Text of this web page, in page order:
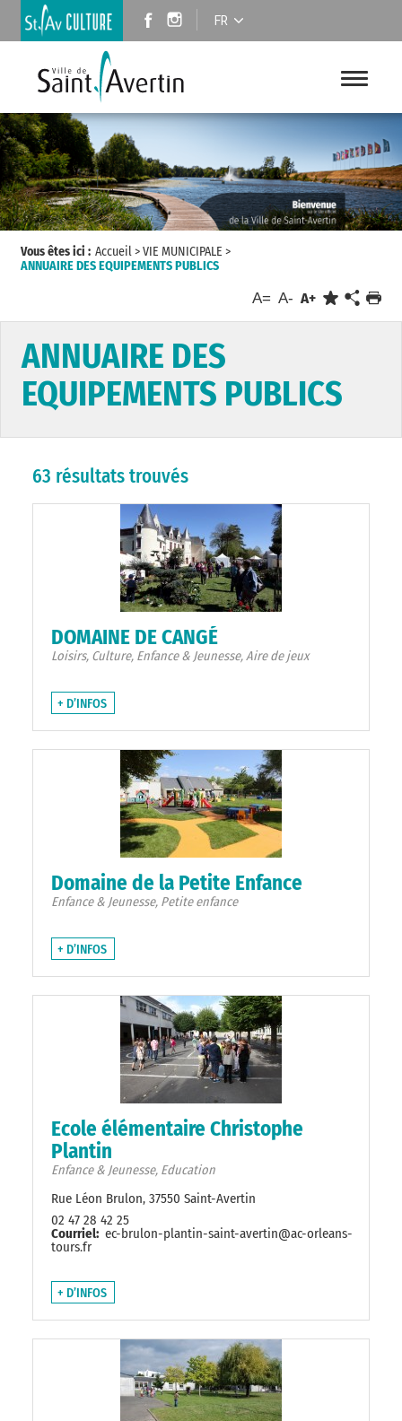
FR
Vous êtes ici : Accueil>VIE MUNICIPALE >
ANNUAIRE DES EQUIPEMENTS PUBLICS
A= A- A+
ANNUAIRE DES
EQUIPEMENTS PUBLICS
63 résultats trouvés
DOMAINE DE CANGÉ
Loisirs, Culture, Enfance & Jeunesse, Aire de jeux
+ D’INFOS
Domaine de la Petite Enfance
Enfance & Jeunesse, Petite enfance
+ D’INFOS
Ecole élémentaire Christophe
Plantin
Enfance & Jeunesse, Education
Rue Léon Brulon, 37550 Saint-Avertin
02 47 28 42 25
Courriel: ec-brulon-plantin-saint-avertin@ac-orleans-
tours.fr
+ D’INFOS